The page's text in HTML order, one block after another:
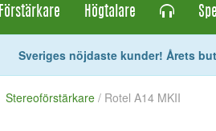
Förstärkare Högtalare
Sveriges nöjdaste kunder! Årets
Stereoförstärkare / Rotel A14 MKII